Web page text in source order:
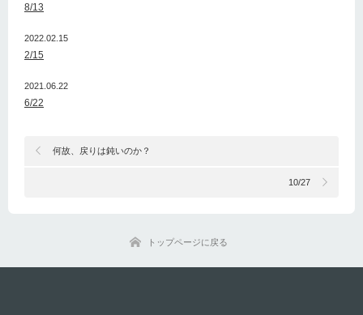
8/13
2022.02.15
2/15
2021.06.22
6/22
何故、戻りは鈍いのか？
10/27
トップページに戻る